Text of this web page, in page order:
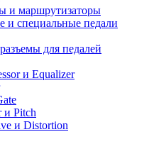
и маршрутизаторы
специальные педали
для педалей
и Equalizer
и Pitch
и Distortion